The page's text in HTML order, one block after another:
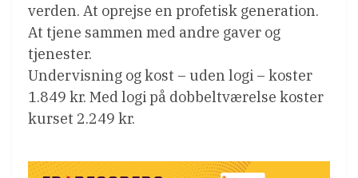
verden. At oprejse en profetisk generation.
At tjene sammen med andre gaver og
tjenester.
Undervisning og kost – uden logi – koster
1.849 kr. Med logi på dobbeltværelse koster
kurset 2.249 kr.